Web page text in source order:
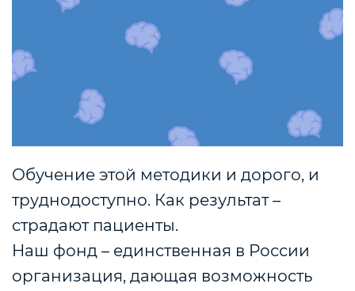
Обучение этой методики и дорого, и
труднодоступно. Как результат –
страдают пациенты.
Наш фонд – единственная в России
организация, дающая возможность